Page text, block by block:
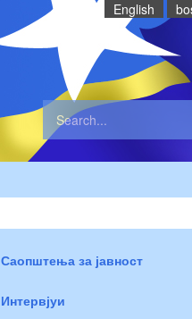
English
Саопштења за јавност
Интервјуи